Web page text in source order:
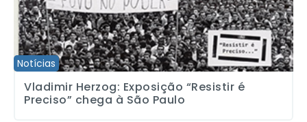
Notícias
Vladimir Herzog: Exposição “Resistir é
Preciso” chega à São Paulo